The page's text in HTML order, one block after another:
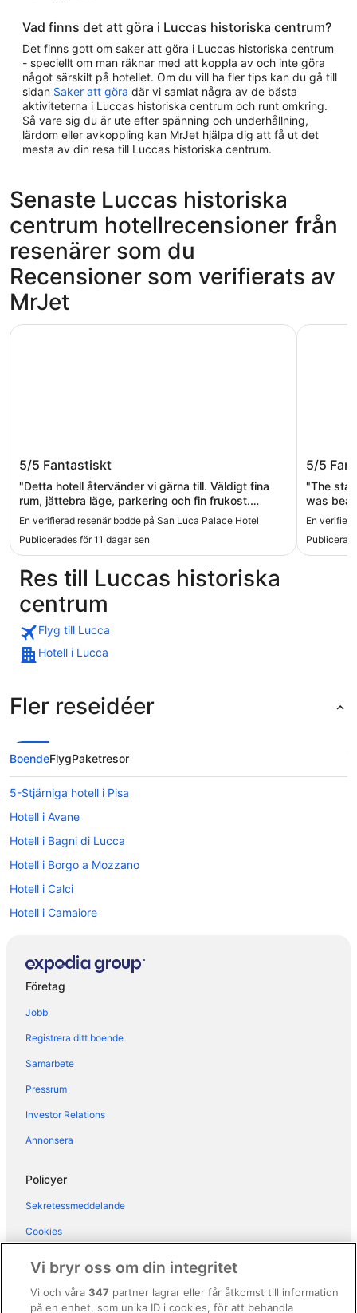
Vad finns det att göra i Luccas historiska centrum?
Det finns gott om saker att göra i Luccas historiska centrum
- speciellt om man räknar med att koppla av och inte göra
något särskilt på hotellet. Om du vill ha fler tips kan du gå till
sidan Saker att göra där vi samlat några av de bästa
aktiviteterna i Luccas historiska centrum och runt omkring.
Så vare sig du är ute efter spänning och underhållning,
lärdom eller avkoppling kan MrJet hjälpa dig att få ut det
mesta av din resa till Luccas historiska centrum.
Senaste Luccas historiska
centrum hotellrecensioner från
resenärer som du
Recensioner som verifierats av
MrJet
San Luca Palace Hotel
5/5 Fantastiskt
"Detta hotell återvänder vi gärna till. Väldigt fina
rum, jättebra läge, parkering och fin frukost.
Personalen var hjälpsam och tillmötesgående. Hela
upplevelsen var väldigt bra!"
En verifierad resenär bodde på San Luca Palace Hotel
Publicerades för 11 dagar sen
San Luca Palace Hotel
5/5
"The
was
location
En
Palazzo
Res till Luccas historiska
centrum
Flyg till Lucca
Hotell i Lucca
Fler reseidéer
BoendeFlygPaketresor
5-Stjärniga hotell i Pisa
Hotell i Avane
Hotell i Bagni di Lucca
Hotell i Borgo a Mozzano
Hotell i Calci
Hotell i Camaiore
Hotell i Cascina
Hotell i Chiatri
Hotell i Guamo
Hotell i Lammari
Hotell i Montecatini Terme
Hotell i Montemagno
Hotell i Partigliano
Hotell i Pescia
Hotell i Pisa
Företag
Jobb
Registrera ditt boende
Samarbete
Pressrum
Investor Relations
Annonsera
Policyer
Sekretessmeddelande
Cookies
Regler och villkor för Vrbo
Vi bryr oss om din integritet
Vi och våra347 partner lagrar eller får åtkomst till information
på en enhet, som unika ID i cookies, för att behandla